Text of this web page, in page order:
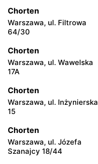
Chorten
Warszawa, ul. Filtrowa
64/30
Chorten
Warszawa, ul. Wawelska
17A
Chorten
Warszawa, ul. Inżynierska
15
Chorten
Warszawa, ul. Józefa
Szanajcy 18/44